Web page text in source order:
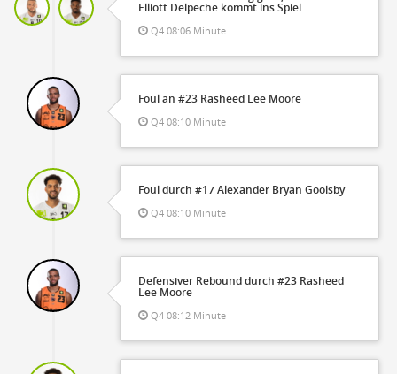
Elliott Delpeche kommt ins Spiel
Q4 08:06 Minute
Foul an #23 Rasheed Lee Moore
Q4 08:10 Minute
Foul durch #17 Alexander Bryan Goolsby
Q4 08:10 Minute
Defensiver Rebound durch #23 Rasheed
Lee Moore
Q4 08:12 Minute